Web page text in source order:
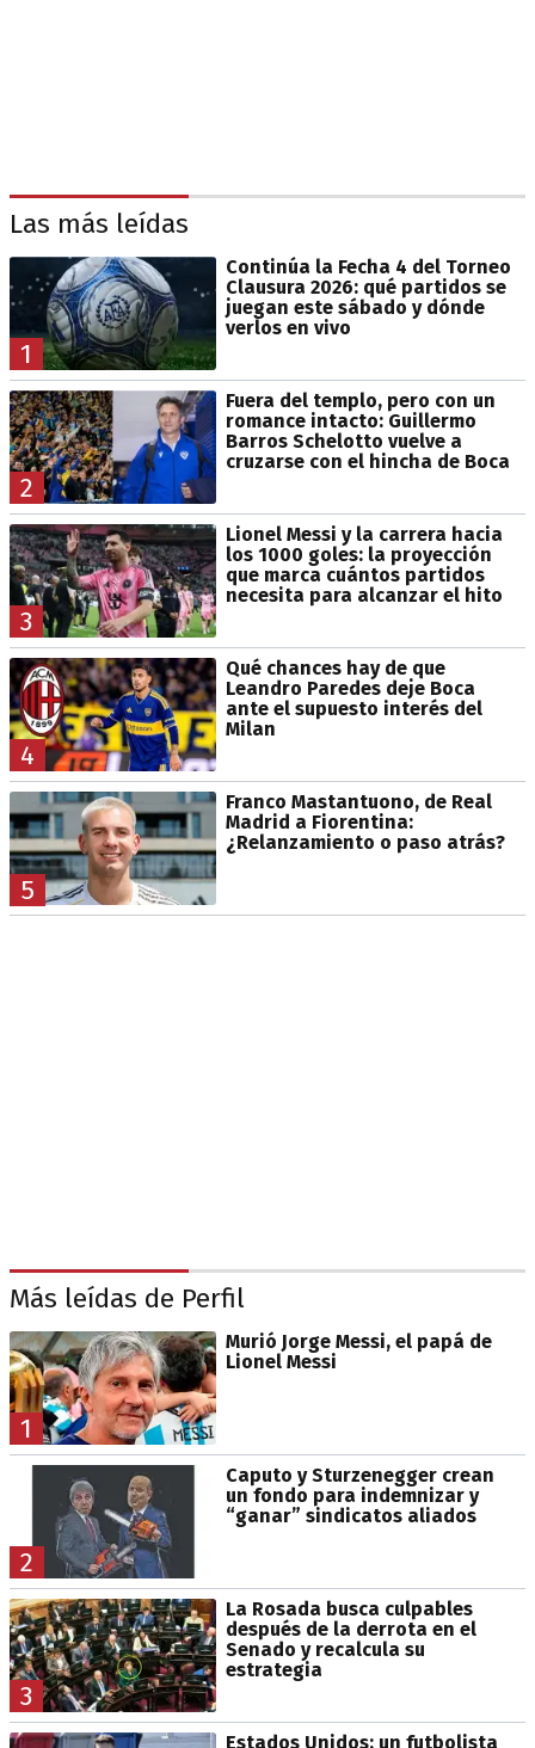
Las más leídas
1
Continúa la Fecha 4 del Torneo
Clausura 2026: qué partidos se
juegan este sábado y dónde
verlos en vivo
2
Fuera del templo, pero con un
romance intacto: Guillermo
Barros Schelotto vuelve a
cruzarse con el hincha de Boca
3
Lionel Messi y la carrera hacia
los 1000 goles: la proyección
que marca cuántos partidos
necesita para alcanzar el hito
4
Qué chances hay de que
Leandro Paredes deje Boca
ante el supuesto interés del
Milan
5
Franco Mastantuono, de Real
Madrid a Fiorentina:
¿Relanzamiento o paso atrás?
Más leídas de Perfil
1
Murió Jorge Messi, el papá de
Lionel Messi
2
Caputo y Sturzenegger crean
un fondo para indemnizar y
“ganar” sindicatos aliados
3
La Rosada busca culpables
después de la derrota en el
Senado y recalcula su
estrategia
Estados Unidos: un futbolista